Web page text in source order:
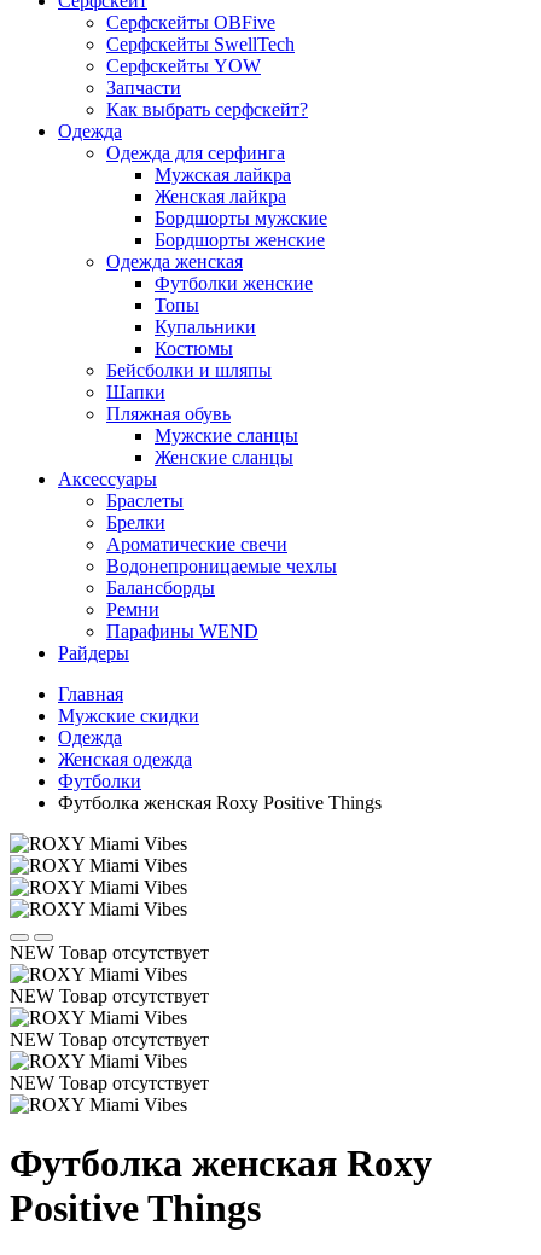
Серфскейты OBFive
Серфскейты SwellTech
Серфскейты YOW
Запчасти
Как выбрать серфскейт?
Одежда
Одежда для серфинга
Мужская лайкра
Женская лайкра
Бордшорты мужские
Бордшорты женские
Одежда женская
Футболки женские
Топы
Купальники
Костюмы
Бейсболки и шляпы
Шапки
Пляжная обувь
Мужские сланцы
Женские сланцы
Аксессуары
Браслеты
Брелки
Ароматические свечи
Водонепроницаемые чехлы
Балансборды
Ремни
Парафины WEND
Райдеры
Главная
Мужские скидки
Одежда
Женская одежда
Футболки
Футболка женская Roxy Positive Things
NEW Товар отсутствует
NEW Товар отсутствует
NEW Товар отсутствует
NEW Товар отсутствует
Футболка женская Roxy
Positive Things